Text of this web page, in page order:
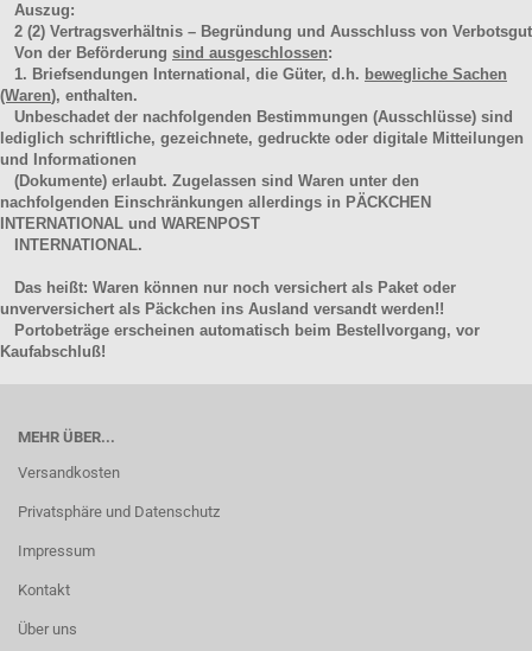
Auszug:
2 (2) Vertragsverhältnis – Begründung und Ausschluss von Verbotsgut
Von der Beförderung sind ausgeschlossen:
1. Briefsendungen International, die Güter, d.h. bewegliche Sachen
(Waren), enthalten.
Unbeschadet der nachfolgenden Bestimmungen (Ausschlüsse) sind
lediglich schriftliche, gezeichnete, gedruckte oder digitale Mitteilungen
und Informationen
(Dokumente) erlaubt. Zugelassen sind Waren unter den
nachfolgenden Einschränkungen allerdings in PÄCKCHEN
INTERNATIONAL und WARENPOST
INTERNATIONAL.
Das heißt: Waren können nur noch versichert als Paket oder
unverversichert als Päckchen ins Ausland versandt werden!!
Portobeträge erscheinen automatisch beim Bestellvorgang, vor
Kaufabschluß!
MEHR ÜBER...
Versandkosten
Privatsphäre und Datenschutz
Impressum
Kontakt
Über uns